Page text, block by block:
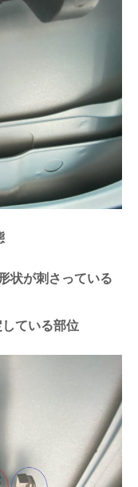
状が刺さっている
ている部位